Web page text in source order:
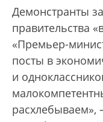
Демонстранты
правительства
«Премьер-
посты в
и
расхлебываем»,